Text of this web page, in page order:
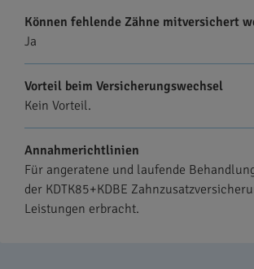
Können fehlende Zähne mitversichert
Ja
Vorteil beim Versicherungswechsel
Kein Vorteil.
Annahmerichtlinien
Für angeratene und laufende
der KDTK85+KDBE
Leistungen erbracht.